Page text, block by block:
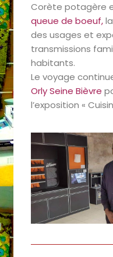
Corète potagère
queue de boeuf,
des usages et
transmissions
habitants.
Le voyage
Orly Seine Bièvre
l’exposition «